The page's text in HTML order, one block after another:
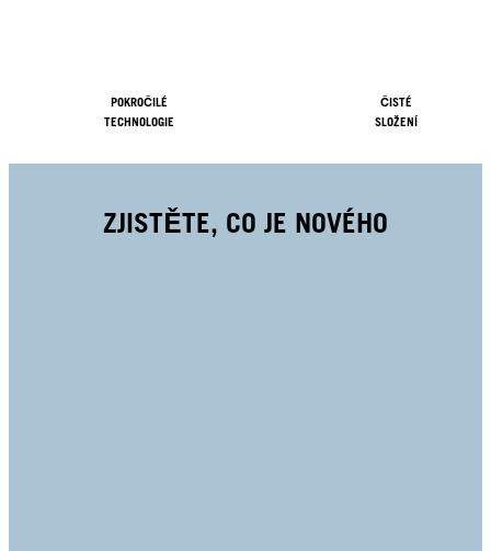
POKROČILÉ
TECHNOLOGIE
ČISTÉ
SLOŽENÍ
ZJISTĚTE, CO JE NOVÉHO